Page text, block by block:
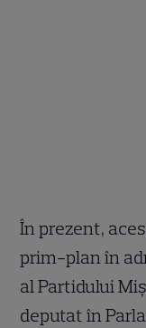
În prezent,
prim-plan în
al Partidului
deputat în